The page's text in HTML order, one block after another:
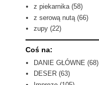
z piekarnika (58)
z serową nutą (66)
zupy (22)
Coś na:
DANIE GŁÓWNE (68)
DESER (63)